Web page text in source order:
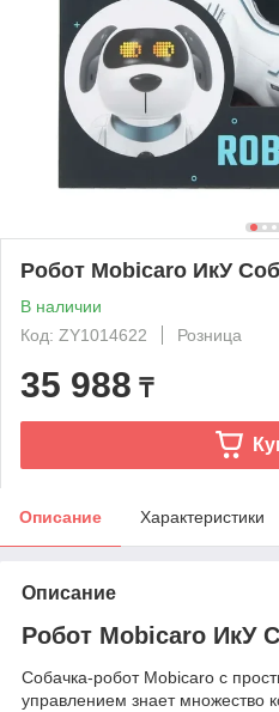
Робот Mobicaro ИкУ
В наличии
Код: ZY1014622
Розница
35 988 ₸
Описание Характеристики
Описание
Робот Mobicaro ИкУ
Собачка-робот Mobicaro с
управлением знает множество